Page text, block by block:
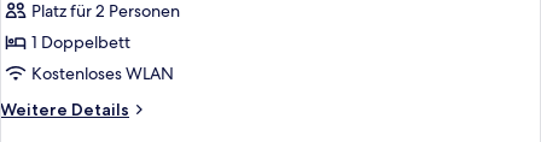
Nichtraucher
(with
Loft,
12th
Floor)
Platz für 2 Personen
1 Doppelbett
Kostenloses WLAN
Weitere Details
Weitere